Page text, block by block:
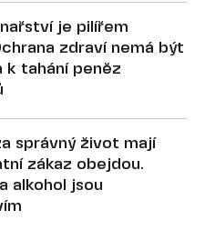
je pilířem
zdraví nemá být
k tahání peněz
správný život mají
zákaz obejdou.
alkohol jsou